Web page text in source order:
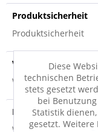
Produktsicherheit
Produktsicherheit
Versandinfo
Weitere
Hersteller
Weitere
Diese
technischen
stets gesetzt
bei
Statistik
gesetzt.